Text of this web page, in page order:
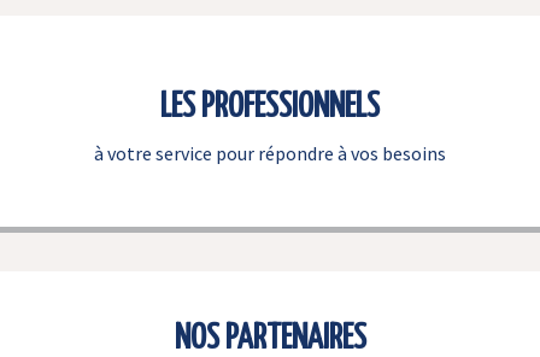
LES PROFESSIONNELS
à votre service pour répondre à vos besoins
NOS PARTENAIRES